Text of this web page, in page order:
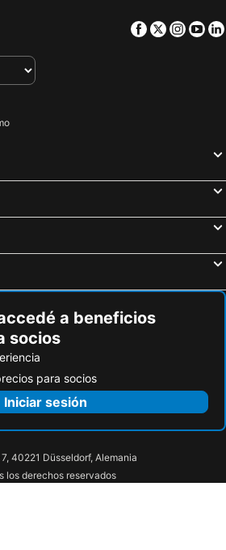
Facebook
Twitter
a beneficios
socios
para socios
Iniciar sesión
40221 Düsseldorf, Alemania
los derechos reservados